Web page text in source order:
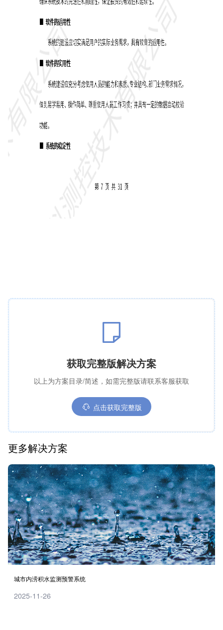
获取完整版解决方案
以上为方案目录/简述，如需完整版请联系客服获取
点击获取完整版
更多解决方案
城市内涝积水监测预警系统
2025-11-26